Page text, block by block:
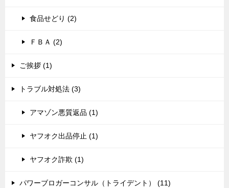
食品せどり (2)
ＦＢＡ (2)
ご挨拶 (1)
トラブル対処法 (3)
アマゾン悪質返品 (1)
ヤフオク出品停止 (1)
ヤフオク詐欺 (1)
パワーブロガーコンサル（トライデント） (11)